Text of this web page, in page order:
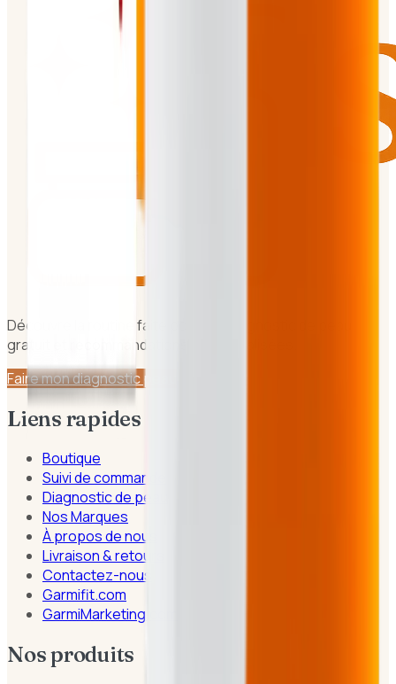
Découvre la routine faite pour toi. Diagnostic de peau
gratuit et recommandations personnalisées.
Faire mon diagnostic peau
Liens rapides
Boutique
Suivi de commande
Diagnostic de peau
Nos Marques
À propos de nous
Livraison & retours
Contactez-nous
Garmifit.com
GarmiMarketing.com
Nos produits